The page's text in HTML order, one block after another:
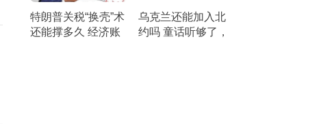
特朗普关税“换壳”术
还能撑多久 经济账
乌克兰还能加入北
约吗 童话听够了，